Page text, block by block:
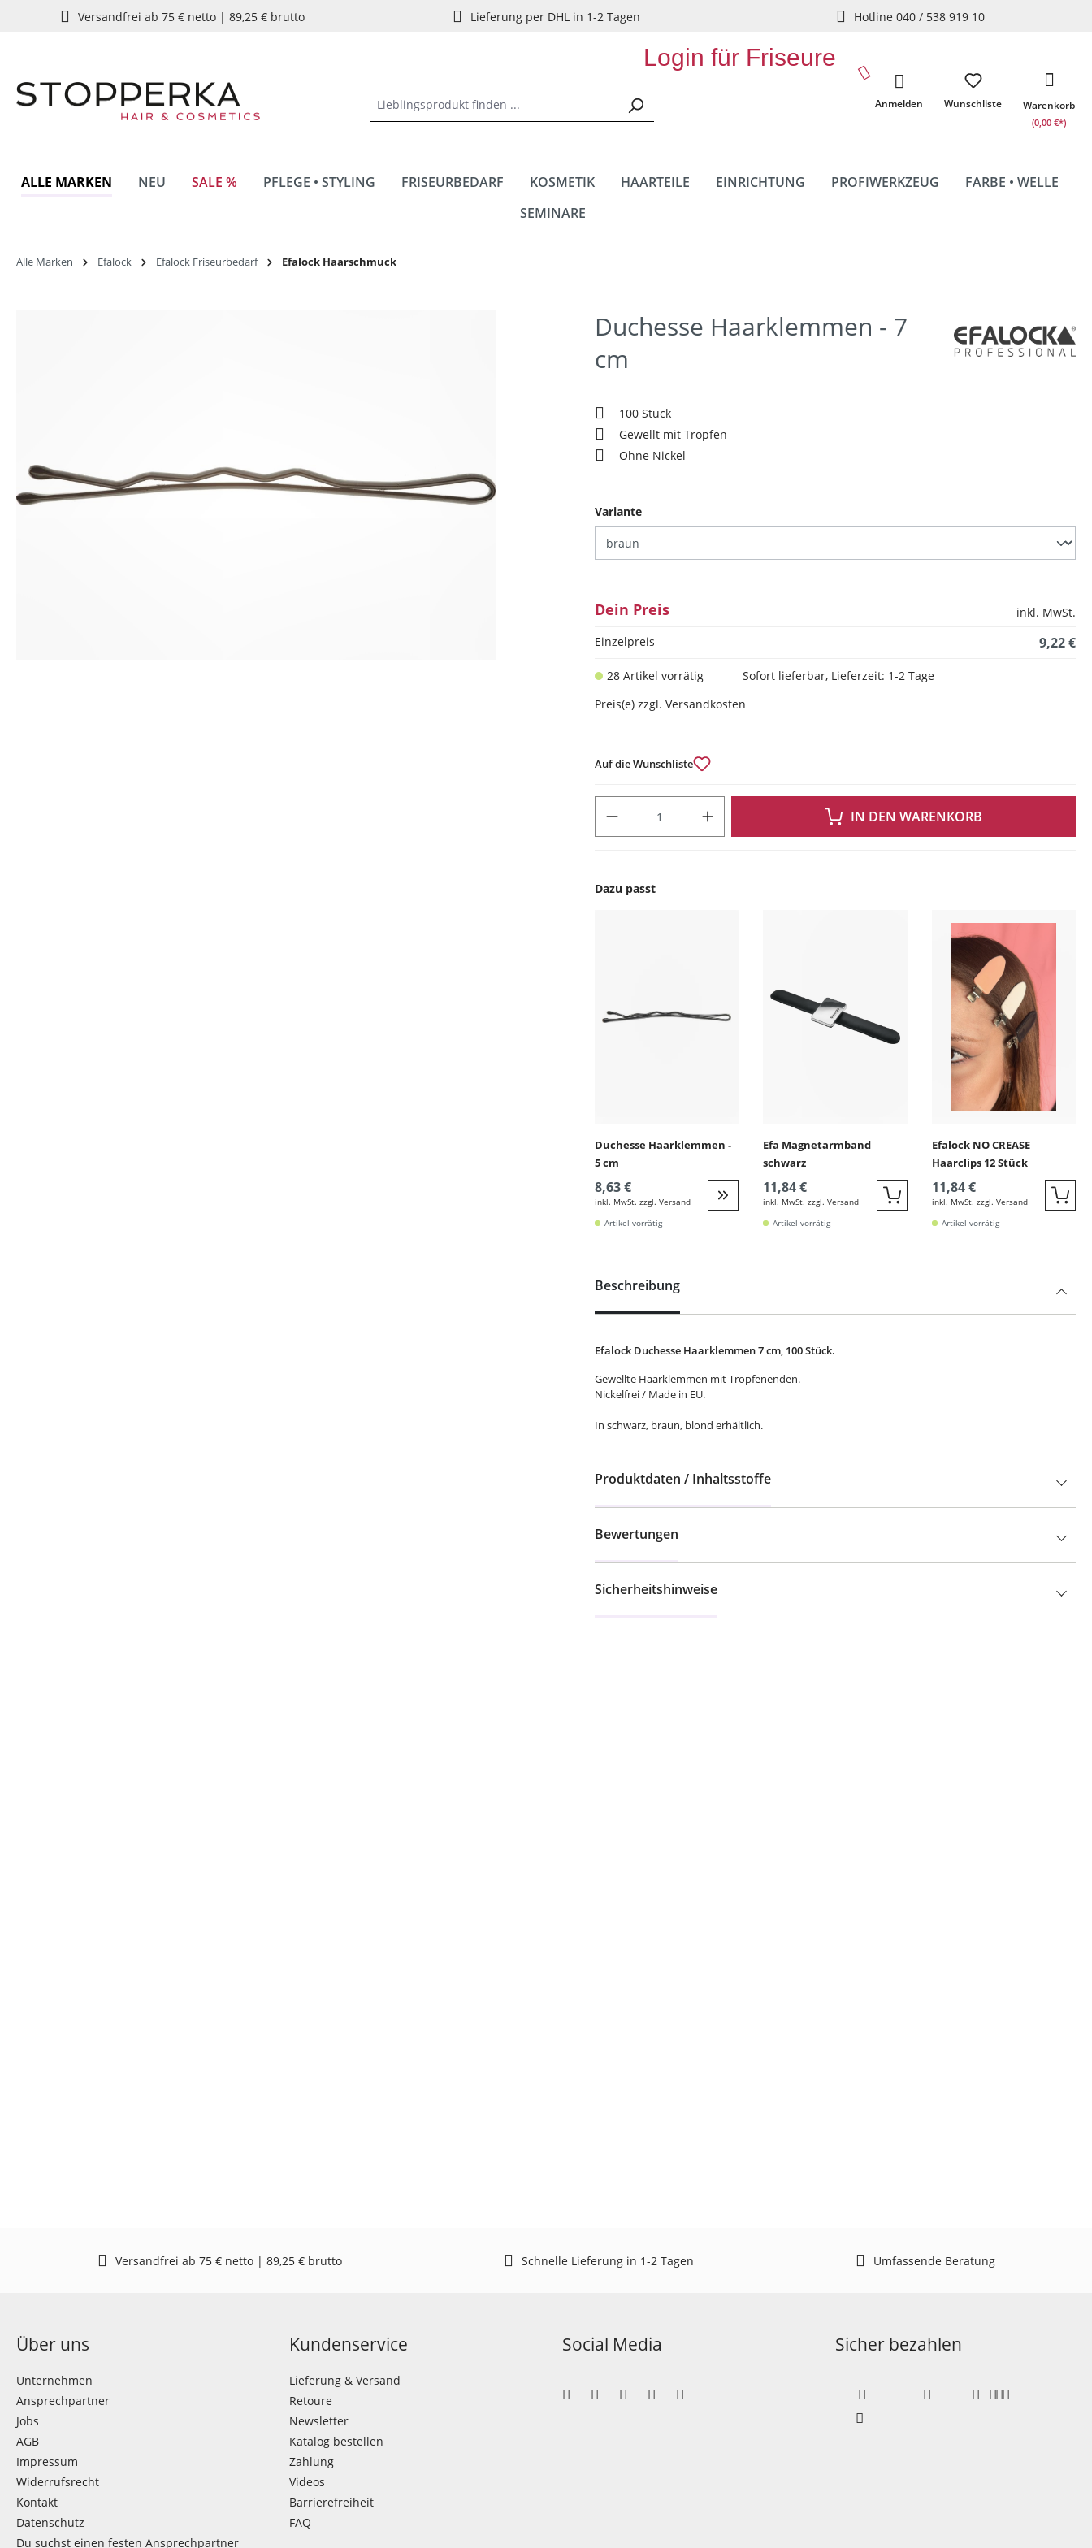
Zur Hauptnavigation springen
Versandfrei ab 75 € netto | 89,25 € brutto Lieferung per DHL in 1-2 Tagen Hotline 040 / 538 919 10
Login für Friseure
Wunschliste
Anmelden Warenkorb
(0,00 €*)
ALLE MARKEN NEU SALE % PFLEGE • STYLING FRISEURBEDARF KOSMETIK HAARTEILE EINRICHTUNG PROFIWERKZEUG
FARBE • WELLE
SEMINARE
Alle Marken Efalock Efalock Friseurbedarf Efalock Haarschmuck
Duchesse Haarklemmen - 7
cm
100 Stück
Gewellt mit Tropfen
Ohne Nickel
Varianteauswählen
Dein Preis
inkl. MwSt.
Einzelpreis
9,22 €
28 Artikel vorrätig
Sofort lieferbar, Lieferzeit: 1-2 Tage
Preis(e) zzgl. Versandkosten
Auf die Wunschliste
IN DEN WARENKORB
Dazu passt
Duchesse Haarklemmen -
5 cm
8,63 €
inkl. MwSt. zzgl. Versand Weiter zur Detail
Artikel vorrätig
Efa Magnetarmband
schwarz
11,84 €
inkl. MwSt. zzgl. Versand Quickbuy
Artikel vorrätig
Efalock NO CREASE
Haarclips 12 Stück
11,84 €
inkl. MwSt. zzgl. Versand
Artikel vorrätig
Beschreibung
Efalock Duchesse Haarklemmen 7 cm, 100 Stück.
Gewellte Haarklemmen mit Tropfenenden.
Nickelfrei / Made in EU.
In schwarz, braun, blond erhältlich.
Produktdaten / Inhaltsstoffe
Bewertungen
Sicherheitshinweise
Versandfrei ab 75 € netto | 89,25 € brutto Schnelle Lieferung in 1-2 Tagen Umfassende Beratung
Über uns
Unternehmen
Ansprechpartner
Jobs
AGB
Impressum
Widerrufsrecht
Kontakt
Datenschutz
Du suchst einen festen Ansprechpartner
Kundenservice
Lieferung & Versand
Retoure
Newsletter
Katalog bestellen
Zahlung
Videos
Barrierefreiheit
FAQ
Social Media Sicher bezahlen